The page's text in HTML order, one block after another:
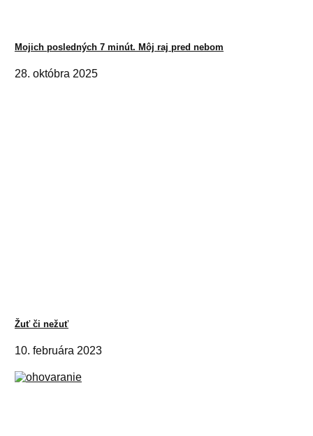
Mojich posledných 7 minút. Môj raj pred nebom
28. októbra 2025
Žuť či nežuť
10. februára 2023